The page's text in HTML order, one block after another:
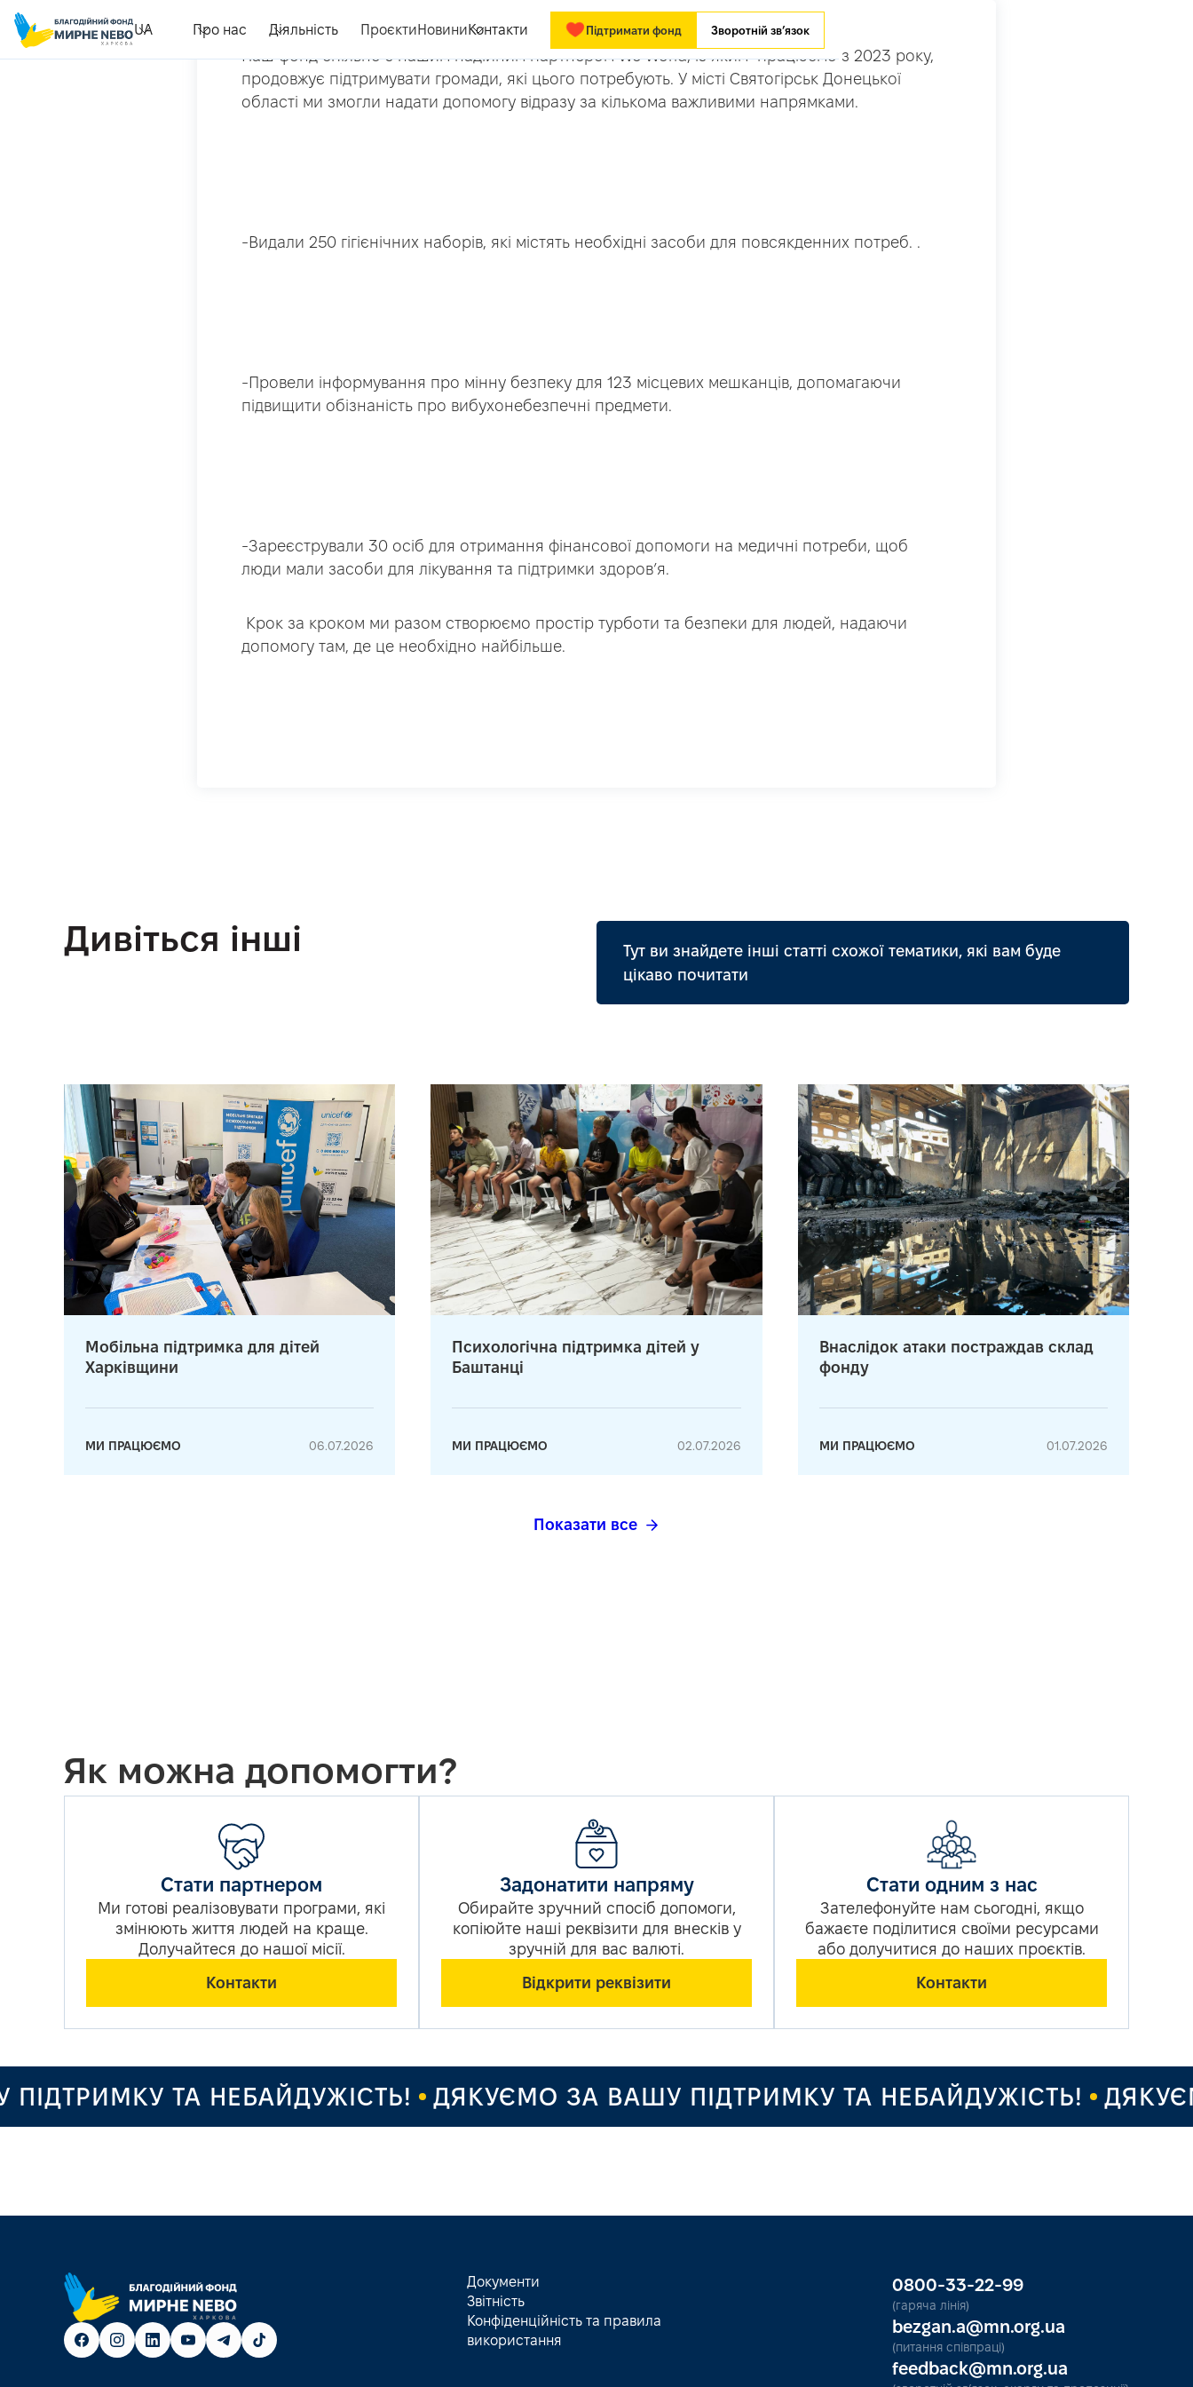
UA Про нас Діяльність ПроєктиНовини Контакти Підтримати фонд Зворотній зв’язок
Наш фонд спільно з нашим надійним партнером We World, із яким працюємо з 2023 року,
продовжує підтримувати громади, які цього потребують. У місті Святогірськ Донецької
області ми змогли надати допомогу відразу за кількома важливими напрямками.
-Видали 250 гігієнічних наборів, які містять необхідні засоби для повсякденних потреб. .
-Провели інформування про мінну безпеку для 123 місцевих мешканців, допомагаючи
підвищити обізнаність про вибухонебезпечні предмети.
-Зареєстрували 30 осіб для отримання фінансової допомоги на медичні потреби, щоб
люди мали засоби для лікування та підтримки здоров’я.
Крок за кроком ми разом створюємо простір турботи та безпеки для людей, надаючи
допомогу там, де це необхідно найбільше.
Дивіться інші
Тут ви знайдете інші статті схожої тематики, які вам буде
цікаво почитати
Мобільна підтримка для дітей
Харківщини
МИ ПРАЦЮЄМО 06.07.2026
Психологічна підтримка дітей у
Баштанці
МИ ПРАЦЮЄМО 02.07.2026
Внаслідок атаки постраждав склад
фонду
МИ ПРАЦЮЄМО 01.07.2026
Показати все
Як можна допомогти?
Стати партнером
Ми готові реалізовувати програми, які
змінюють життя людей на краще.
Долучайтеся до нашої місії.
Контакти
Задонатити напряму
Обирайте зручний спосіб допомоги,
копіюйте наші реквізити для внесків у
зручній для вас валюті.
Відкрити реквізити
Стати одним з нас
Зателефонуйте нам сьогодні, якщо
бажаєте поділитися своїми ресурсами
або долучитися до наших проєктів.
Контакти
ТА НЕБАЙДУЖІСТЬ! ДЯКУЄМО ЗА ВАШУ ПІДТРИМКУ ТА НЕБАЙДУЖІСТЬ!
Документи
Звітність
Конфіденційність та правила
використання
0800-33-22-99
(гаряча лінія)
bezgan.a@mn.org.ua
(питання співпраці)
feedback@mn.org.ua